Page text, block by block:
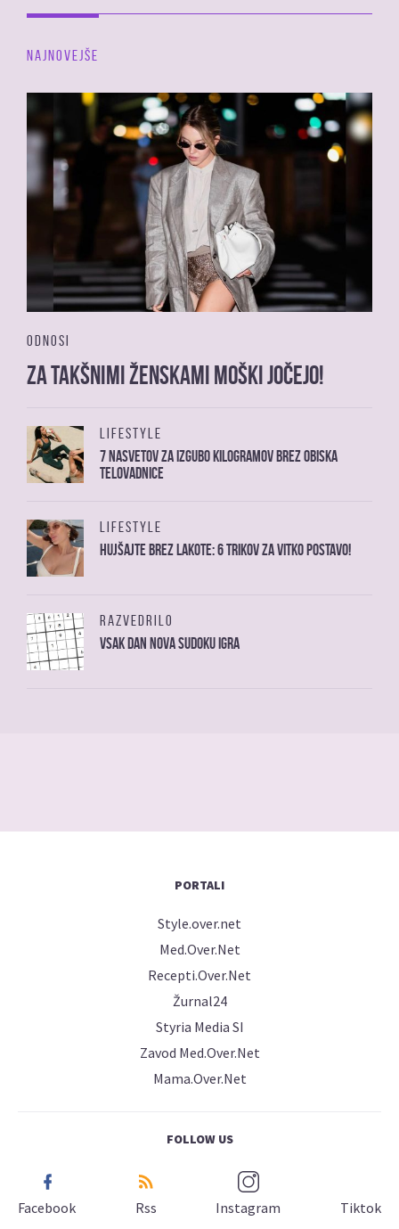
NAJNOVEJŠE
ODNOSI
Za takšnimi ženskami moški jočejo!
LIFESTYLE
7 nasvetov za izgubo kilogramov brez obiska
telovadnice
LIFESTYLE
Hujšajte brez lakote: 6 trikov za vitko postavo!
RAZVEDRILO
Vsak dan nova sudoku igra
PORTALI
Style.over.net
Med.Over.Net
Recepti.Over.Net
Žurnal24
Styria Media SI
Zavod Med.Over.Net
Mama.Over.Net
FOLLOW US
Facebook Rss Instagram Tiktok